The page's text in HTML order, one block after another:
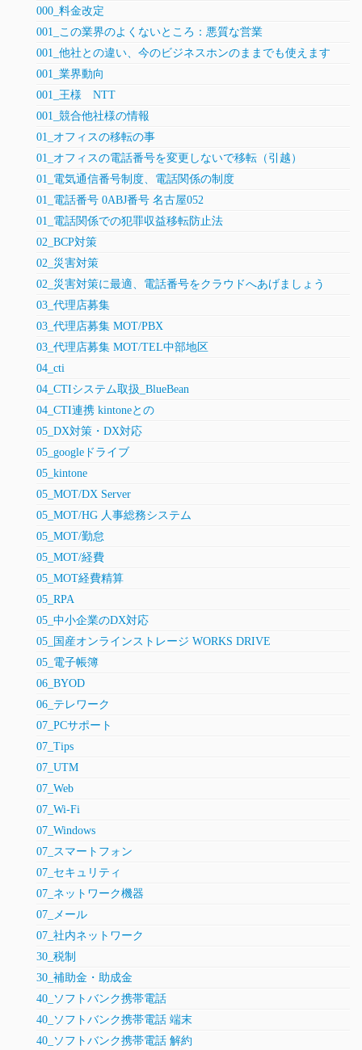
000_料金改定
001_この業界のよくないところ：悪質な営業
001_他社との違い、今のビジネスホンのままでも使えます
001_業界動向
001_王様 NTT
001_競合他社様の情報
01_オフィスの移転の事
01_オフィスの電話番号を変更しないで移転（引越）
01_電気通信番号制度、電話関係の制度
01_電話番号 0ABJ番号 名古屋052
01_電話関係での犯罪収益移転防止法
02_BCP対策
02_災害対策
02_災害対策に最適、電話番号をクラウドへあげましょう
03_代理店募集
03_代理店募集 MOT/PBX
03_代理店募集 MOT/TEL中部地区
04_cti
04_CTIシステム取扱_BlueBean
04_CTI連携 kintoneとの
05_DX対策・DX対応
05_googleドライブ
05_kintone
05_MOT/DX Server
05_MOT/HG 人事総務システム
05_MOT/勤怠
05_MOT/経費
05_MOT経費精算
05_RPA
05_中小企業のDX対応
05_国産オンラインストレージ WORKS DRIVE
05_電子帳簿
06_BYOD
06_テレワーク
07_PCサポート
07_Tips
07_UTM
07_Web
07_Wi-Fi
07_Windows
07_スマートフォン
07_セキュリティ
07_ネットワーク機器
07_メール
07_社内ネットワーク
30_税制
30_補助金・助成金
40_ソフトバンク携帯電話
40_ソフトバンク携帯電話 端末
40_ソフトバンク携帯電話 解約